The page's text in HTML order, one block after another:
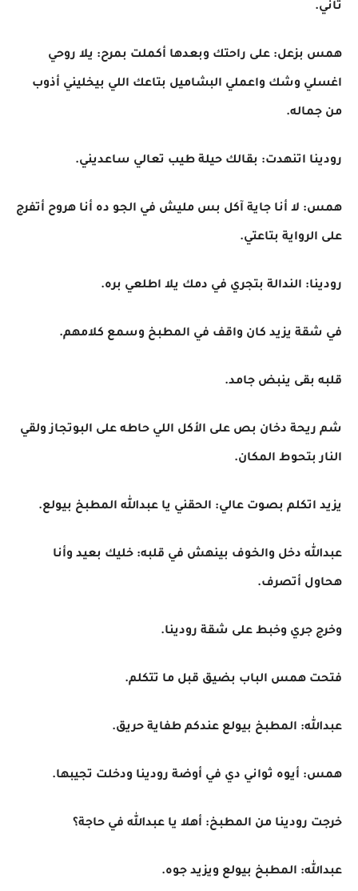
تاني.
همس بزعل: على راحتك وبعدها أكملت بمرح: يلا روحي
اغسلي وشك واعملي البشاميل بتاعك اللي بيخليني أذوب
من جماله.
رودينا اتنهدت: بقالك حيلة طيب تعالي ساعديني.
همس: لا أنا جاية آكل بس مليش في الجو ده أنا هروح أتفرج
على الرواية بتاعتي.
رودينا: الندالة بتجري في دمك يلا اطلعي بره.
في شقة يزيد كان واقف في المطبخ وسمع كلامهم.
قلبه بقى ينبض جامد.
شم ريحة دخان بص على الأكل اللي حاطه على البوتجاز ولقي
النار بتحوط المكان.
يزيد اتكلم بصوت عالي: الحقني يا عبدالله المطبخ بيولع.
عبدالله دخل والخوف بينهش في قلبه: خليك بعيد وأنا
هحاول أتصرف.
وخرج جري وخبط على شقة رودينا.
فتحت همس الباب بضيق قبل ما تتكلم.
عبدالله: المطبخ بيولع عندكم طفاية حريق.
همس: أيوه ثواني دي في أوضة رودينا ودخلت تجيبها.
خرجت رودينا من المطبخ: أهلا يا عبدالله في حاجة؟
عبدالله: المطبخ بيولع ويزيد جوه.